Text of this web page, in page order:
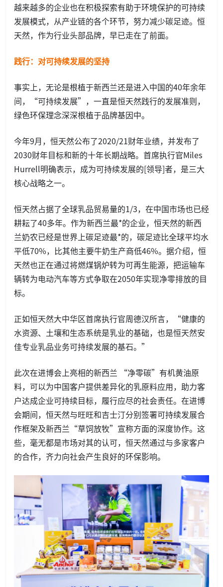
越来越多的企业也在积极探索有助于环境保护的可持续
发展模式，从产业链的各个环节，努力减少碳足迹。恒
天然，作为行业头部品牌，早已走在了前面。
践行：对可持续发展的坚持
事实上，无论是根植于新西兰还是进入中国的40年余年
间，“可持续发展”，一直是恒天然践行的发展准则，
绿色环保理念深深根植于品牌基因中。
今年9月，恒天然公布了2020/21财年业绩，并发布了
2030财年目标和新的十年长期战略。首席执行官Miles
Hurrell明确表示，成为可持续发展的[领导]者，是三大
核心战略之一。
恒天然占据了全球乳品贸易量的1/3，在中国市场也已经
耕耘了40多年。作为新西兰最*的企业，恒天然的新西
兰奶农已经是世界上碳足迹最*的，碳足迹比全球平均水
平低70%，比其他主要牛奶生产商低46%。据介绍，恒
天然也正在通过将燃煤锅炉转为可再生能源，把运输车
辆转为电动汽车等方式争取在2050年实现净零排放的目
标。
正如恒天然大中华区首席执行官周德汉所言，“健康的
水资源、土壤和生态系统是乳业的基础，也是恒天然安
佳专业乳品业务可持续发展的基石。”
此次在进博会上亮相的新西兰 “净零碳”有机黄油原
料，可以为中国客户提供差异化的乳原料应用，助力客
户达成企业可持续目标，履行应尽的社会责任。在进博
会期间，恒天然与旺旺和吉士汀分别签署可持续发展合
作框架及新西兰“草饲放牧”宣称方面的深度协作。这
些，毫无都是市场对其的认可，恒天然通过与多家客户
的合作，齐力向社会产生良好的环保影响。